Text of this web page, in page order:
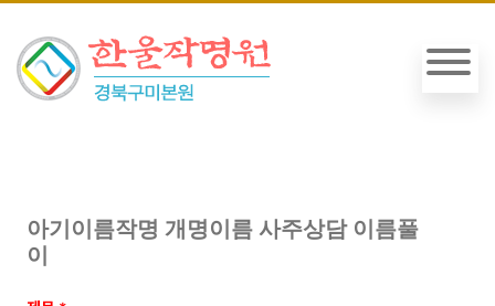
아기이름작명 개명이름 사주상담 이름풀
이